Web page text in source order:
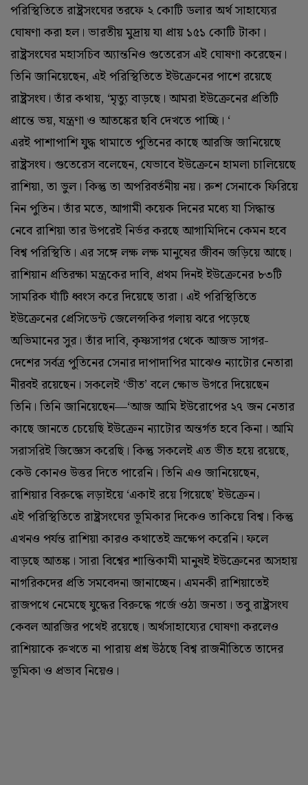
পরিস্থিতিতে রাষ্ট্রসংঘের তরফে ২ কোটি ডলার অর্থ সাহায্যের
ঘোষণা করা হল। ভারতীয় মুদ্রায় যা প্রায় ১৫১ কোটি টাকা।
রাষ্ট্রসংঘের মহাসচিব অ্যান্তনিও গুতেরেস এই ঘোষণা করেছেন।
তিনি জানিয়েছেন, এই পরিস্থিতিতে ইউক্রেনের পাশে রয়েছে
রাষ্ট্রসংঘ। তাঁর কথায়, ‘মৃত্যু বাড়ছে। আমরা ইউক্রেনের প্রতিটি
প্রান্তে ভয়, যন্ত্রণা ও আতঙ্কের ছবি দেখতে পাচ্ছি। ‘
এরই পাশাপাশি যুদ্ধ থামাতে পুতিনের কাছে আরজি জানিয়েছে
রাষ্ট্রসংঘ। গুতেরেস বলেছেন, যেভাবে ইউক্রেনে হামলা চালিয়েছে
রাশিয়া, তা ভুল। কিন্তু তা অপরিবর্তনীয় নয়। রুশ সেনাকে ফিরিয়ে
নিন পুতিন। তাঁর মতে, আগামী কয়েক দিনের মধ্যে যা সিদ্ধান্ত
নেবে রাশিয়া তার উপরেই নির্ভর করছে আগামিদিনে কেমন হবে
বিশ্ব পরিস্থিতি। এর সঙ্গে লক্ষ লক্ষ মানুষের জীবন জড়িয়ে আছে।
রাশিয়ান প্রতিরক্ষা মন্ত্রকের দাবি, প্রথম দিনই ইউক্রেনের ৮৩টি
সামরিক ঘাঁটি ধ্বংস করে দিয়েছে তারা। এই পরিস্থিতিতে
ইউক্রেনের প্রেসিডেন্ট জেলেন্সকির গলায় ঝরে পড়েছে
অভিমানের সুর। তাঁর দাবি, কৃষ্ণসাগর থেকে আজভ সাগর-
দেশের সর্বত্র পুতিনের সেনার দাপাদাপির মাঝেও ন্যাটোর নেতারা
নীরবই রয়েছেন। সকলেই ‘ভীত’ বলে ক্ষোভ উগরে দিয়েছেন
তিনি। তিনি জানিয়েছেন—‘আজ আমি ইউরোপের ২৭ জন নেতার
কাছে জানতে চেয়েছি ইউক্রেন ন্যাটোর অন্তর্গত হবে কিনা। আমি
সরাসরিই জিজ্ঞেস করেছি। কিন্তু সকলেই এত ভীত হয়ে রয়েছে,
কেউ কোনও উত্তর দিতে পারেনি। তিনি এও জানিয়েছেন,
রাশিয়ার বিরুদ্ধে লড়াইয়ে ‘একাই রয়ে গিয়েছে’ ইউক্রেন।
এই পরিস্থিতিতে রাষ্ট্রসংঘের ভূমিকার দিকেও তাকিয়ে বিশ্ব। কিন্তু
এখনও পর্যন্ত রাশিয়া কারও কথাতেই ভ্রূক্ষেপ করেনি। ফলে
বাড়ছে আতঙ্ক। সারা বিশ্বের শান্তিকামী মানুষই ইউক্রেনের অসহায়
নাগরিকদের প্রতি সমবেদনা জানাচ্ছেন। এমনকী রাশিয়াতেই
রাজপথে নেমেছে যুদ্ধের বিরুদ্ধে গর্জে ওঠা জনতা। তবু রাষ্ট্রসংঘ
কেবল আরজির পথেই রয়েছে। অর্থসাহায্যের ঘোষণা করলেও
রাশিয়াকে রুখতে না পারায় প্রশ্ন উঠছে বিশ্ব রাজনীতিতে তাদের
ভূমিকা ও প্রভাব নিয়েও।